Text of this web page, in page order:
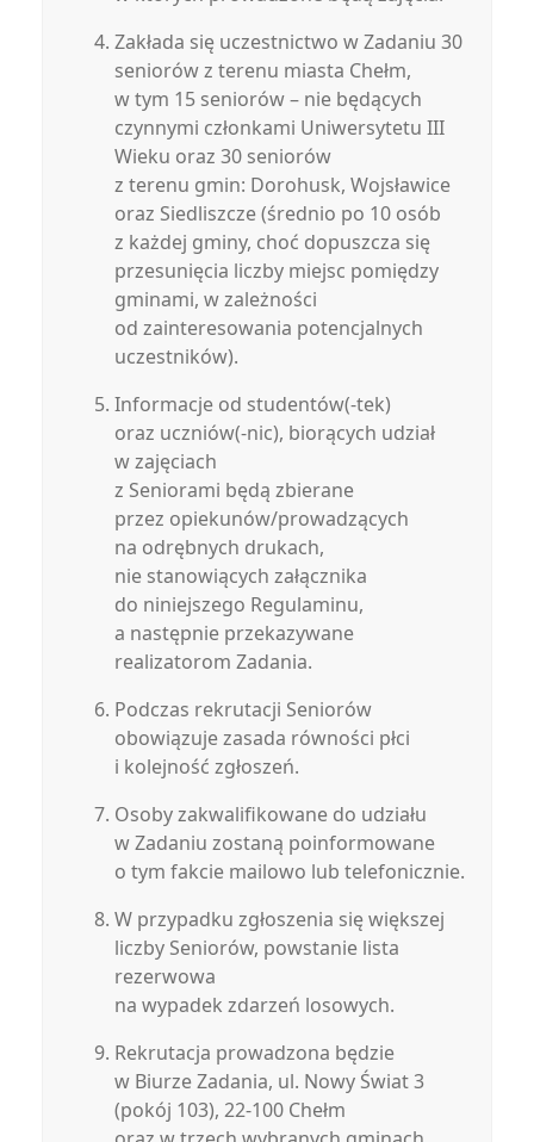
Zakłada się uczestnictwo w Zadaniu 30
seniorów z terenu miasta Chełm,
w tym 15 seniorów – nie będących
czynnymi członkami Uniwersytetu III
Wieku oraz 30 seniorów
z terenu gmin: Dorohusk, Wojsławice
oraz Siedliszcze (średnio po 10 osób
z każdej gminy, choć dopuszcza się
przesunięcia liczby miejsc pomiędzy
gminami, w zależności
od zainteresowania potencjalnych
uczestników).
Informacje od studentów(-tek)
oraz uczniów(-nic), biorących udział
w zajęciach
z Seniorami będą zbierane
przez opiekunów/prowadzących
na odrębnych drukach,
nie stanowiących załącznika
do niniejszego Regulaminu,
a następnie przekazywane
realizatorom Zadania.
Podczas rekrutacji Seniorów
obowiązuje zasada równości płci
i kolejność zgłoszeń.
Osoby zakwalifikowane do udziału
w Zadaniu zostaną poinformowane
o tym fakcie mailowo lub telefonicznie.
W przypadku zgłoszenia się większej
liczby Seniorów, powstanie lista
rezerwowa
na wypadek zdarzeń losowych.
Rekrutacja prowadzona będzie
w Biurze Zadania, ul. Nowy Świat 3
(pokój 103), 22-100 Chełm